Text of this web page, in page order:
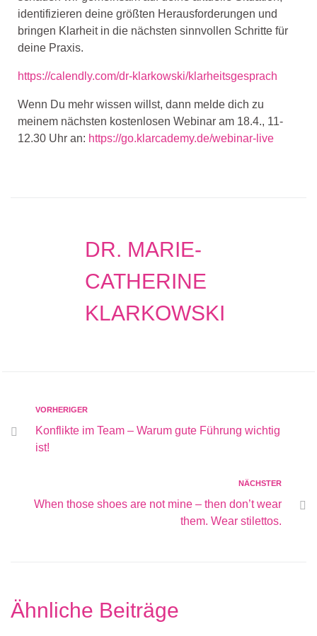
identifizieren deine größten Herausforderungen und
bringen Klarheit in die nächsten sinnvollen Schritte für
deine Praxis.
https://calendly.com/dr-klarkowski/klarheitsgesprach
Wenn Du mehr wissen willst, dann melde dich zu
meinem nächsten kostenlosen Webinar am 18.4., 11-
12.30 Uhr an: https://go.klarcademy.de/webinar-live
DR. MARIE-
CATHERINE
KLARKOWSKI
VORHERIGER
Konflikte im Team – Warum gute Führung wichtig
ist!
NÄCHSTER
When those shoes are not mine – then don’t wear
them. Wear stilettos.
Ähnliche Beiträge